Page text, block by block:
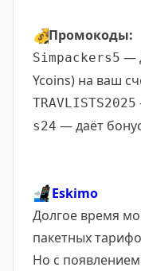
💰Промокоды:
Simpackers5 —
Ycoins) на ваш
TRAVLISTS2025
s24 — даёт
📲 Eskimo
Долгое время
пакетных
Но с